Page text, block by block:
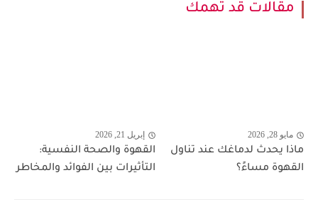
مقالات قد تهمك
مايو 28, 2026
ماذا يحدث لدماغك عند تناول
القهوة مساءً؟
إبريل 21, 2026
القهوة والصحة النفسية:
التأثيرات بين الفوائد والمخاطر